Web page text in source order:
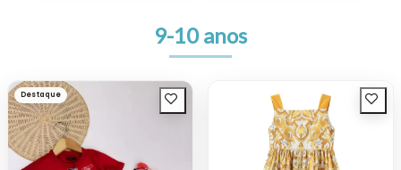
9-10 anos
Destaque